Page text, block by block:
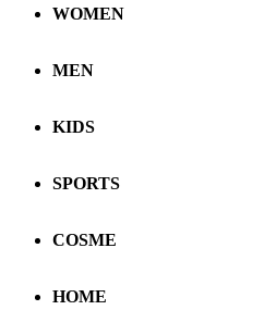
WOMEN
MEN
KIDS
SPORTS
COSME
HOME